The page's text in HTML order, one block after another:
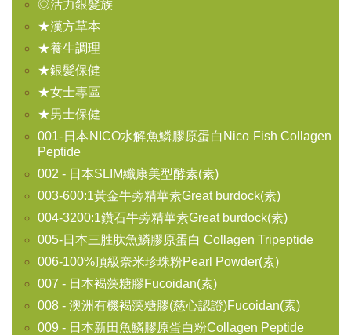
◎活力銀髮族
★漢方草本
★養生調理
★銀髮保健
★女士專區
★男士保健
001-日本NICO水解魚鱗膠原蛋白Nico Fish Collagen
Peptide
002 - 日本SLIM纖康美型酵素(素)
003-600:1黃金牛蒡精華素Great burdock(素)
004-3200:1鑽石牛蒡精華素Great burdock(素)
005-日本三胜肽魚鱗膠原蛋白 Collagen Tripeptide
006-100%頂級奈米珍珠粉Pearl Powder(素)
007 - 日本褐藻糖膠Fucoidan(素)
008 - 澳洲有機褐藻糖膠(慈心認證)Fucoidan(素)
009 - 日本新田魚鱗膠原蛋白粉Collagen Peptide